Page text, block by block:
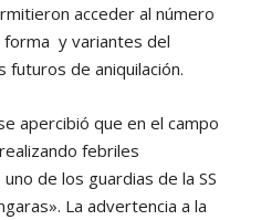
acceder al número
y variantes del
futuros de aniquilación.
apercibió que en el campo
febriles
de los guardias de la SS
La advertencia a la